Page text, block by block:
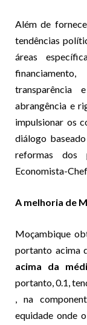
Além de
tendências
áreas
transparência
abrangência e
impulsionar os
diálogo
reformas dos
Economista-
A melhoria de
Moçambique
portanto acima
acima da
portanto, 0.1,
, na
equidade onde